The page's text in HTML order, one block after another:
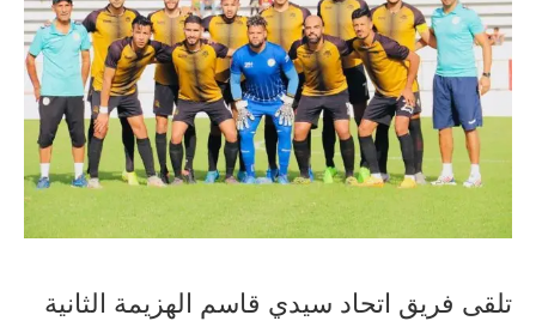
تلقى فريق اتحاد سيدي قاسم الهزيمة الثانية